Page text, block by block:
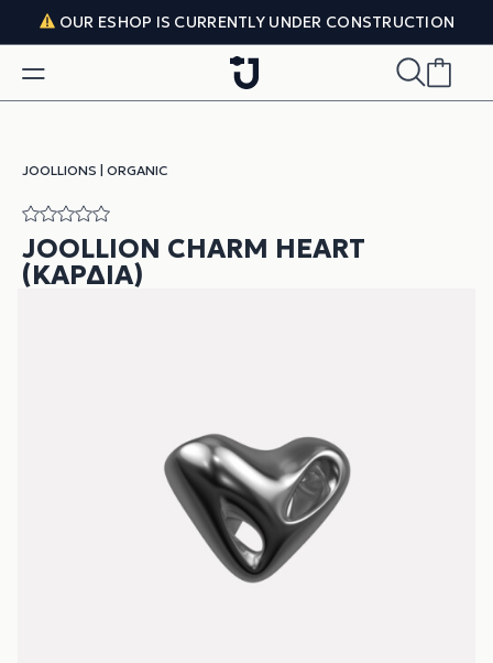
Skip to content
OUR ESHOP IS CURRENTLY UNDER CONSTRUCTION
JOOLLIONS ORGANIC
JOOLLION CHARM HEART
(ΚΑΡΔΙΆ)